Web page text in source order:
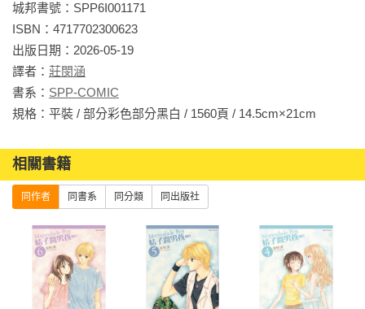
城邦書號：SPP6I001171
ISBN：4717702300623
出版日期：2026-05-19
譯者： 莊閔涵
書系： SPP-COMIC
相關書籍
同作者 同書系 同分類 同出版社